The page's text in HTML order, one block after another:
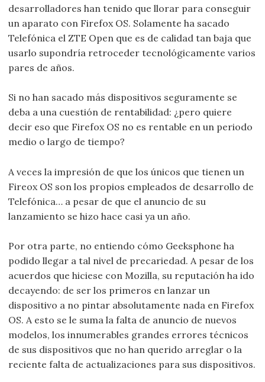
desarrolladores han tenido que llorar para conseguir
un aparato con Firefox OS. Solamente ha sacado
Telefónica el ZTE Open que es de calidad tan baja que
usarlo supondría retroceder tecnológicamente varios
pares de años.
Si no han sacado más dispositivos seguramente se
deba a una cuestión de rentabilidad: ¿pero quiere
decir eso que Firefox OS no es rentable en un periodo
medio o largo de tiempo?
A veces la impresión de que los únicos que tienen un
Fireox OS son los propios empleados de desarrollo de
Telefónica… a pesar de que el anuncio de su
lanzamiento se hizo hace casi ya un año.
Por otra parte, no entiendo cómo Geeksphone ha
podido llegar a tal nivel de precariedad. A pesar de los
acuerdos que hiciese con Mozilla, su reputación ha ido
decayendo: de ser los primeros en lanzar un
dispositivo a no pintar absolutamente nada en Firefox
OS. A esto se le suma la falta de anuncio de nuevos
modelos, los innumerables grandes errores técnicos
de sus dispositivos que no han querido arreglar o la
reciente falta de actualizaciones para sus dispositivos.